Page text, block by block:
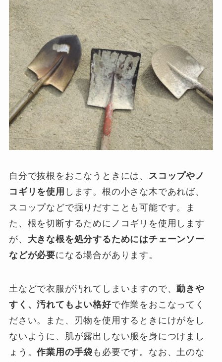
自分で抜根をおこなうときには、 スコップやノ
コギリを使用 します。根の小さな木であれば、
スコップなどで掘りだすことも可能です。ま
た、根を切断するためにノコギリを使用します
が、 大きな根を処分するためにはチェーンソー
などが必要になる場合があります。
土などで衣服が汚れてしまいますので、動きや
すく、汚れてもよい格好で作業をおこなってく
ださい。また、刃物を使用するときにけがをし
ないように、肌が露出しない服を身につけまし
ょう。作業用の手袋 も必要です。なお、土のな